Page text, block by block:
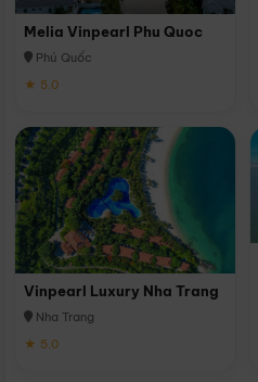
Melia Vinpearl Phu Quoc
Phú Quốc
★ 5.0
Vinpearl Luxury Nha Trang
Nha Trang
★ 5.0